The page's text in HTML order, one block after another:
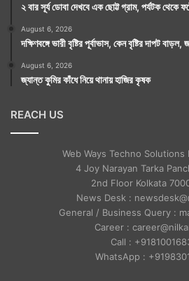
২ বার সূর্য ডোবা দেখবে এক ছোট্ট গ্রাম, পর্যটক থেকে
August 6, 2026
দক্ষিণবঙ্গে ভারী বৃষ্টির পূর্বাভাস, কেন বৃষ্টির দাপট
August 6, 2026
জ্যান্ত কুমির কাঁধে নিয়ে থানায় হাজির কৃষক
REACH US
Web Ways Techno Solutions
4 Joy Narayan Tarka
2nd Floor Kolkata
News Desk :
General / Business Query :
Career :
Call :
WhatsApp :